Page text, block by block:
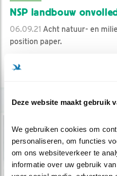
Deze website maakt gebruik
We gebruiken cookies om
personaliseren, om functies
om ons websiteverkeer te
informatie over uw gebruik
NSP landbouw
06.09.21 Acht natuur- en
position paper.
lees meer